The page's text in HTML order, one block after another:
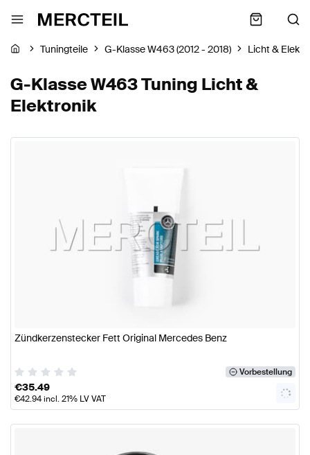
Tuningteile G-Klasse W463 (2012 - 2018) Licht &
G-Klasse W463 Tuning Licht &
Elektronik
Zündkerzenstecker Fett Original Mercedes Benz
Vorbestellung
€35.49
€42.94incl. 21% LV VAT